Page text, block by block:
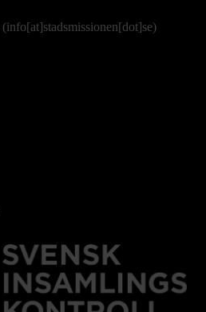
(info[at]stadsmissionen[dot]se)